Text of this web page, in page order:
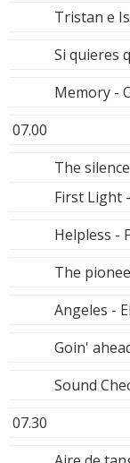
Tristan e
Si quieres
Memory -
07.00
The
First Light -
Helpless -
The
Angeles -
Goin'
Sound
07.30